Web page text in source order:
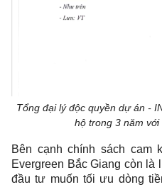
Tổng đại lý độc quyền dự án -
hộ trong 3 năm
Bên cạnh chính sách cam
Evergreen Bắc Giang còn là
đầu tư muốn tối ưu dòng